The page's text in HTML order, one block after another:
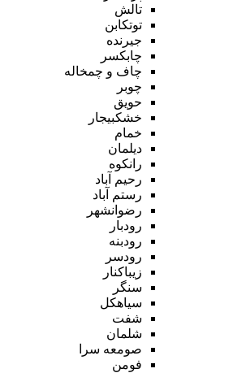
تالش
توتکابن
جیرنده
چابکسر
چاف و چمخاله
چوبر
حویق
خشکبیجار
خمام
دیلمان
رانکوه
رحیم آباد
رستم آباد
رضوانشهر
رودبار
رودبنه
رودسر
زیباکنار
سنگر
سیاهکل
شفت
شلمان
صومعه سرا
فومن